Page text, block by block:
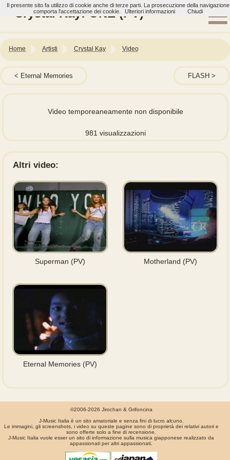
Crystal Kay: ONE (PV)
Home Artisti Crystal Kay Video
Eternal Memories FLASH
Video temporeaneamente non disponibile
981 visualizzazioni
Altri video:
Superman (PV) Motherland (PV)
Eternal Memories (PV)
©2006-2026 Jirochan & Grifoncina
J-Music Italia è un sito amatoriale e senza fini di lucro alcuno.
Le immagini, gli screenshots, i video su queste pagine sono di proprietà dei relativi autori e
sono offerte solo a fine di recensione.
J-Music Italia vuole esser un sito di informazione sulla musica giapponese realizzato da
appassionati per altri appassionati.
Il presente sito fa utilizzo di cookie anche di terze parti. La prosecuzione della navigazione
comporta l'accettazione dei cookie.
Ulteriori informazioni Chiudi